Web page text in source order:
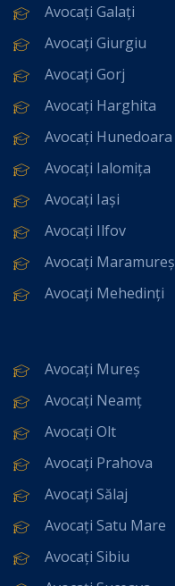
Avocați Galați
Avocați Giurgiu
Avocați Gorj
Avocați Harghita
Avocați Hunedoara
Avocați Ialomița
Avocați Iași
Avocați Ilfov
Avocați Maramureș
Avocați Mehedinți
Avocați Mureș
Avocați Neamț
Avocați Olt
Avocați Prahova
Avocați Sălaj
Avocați Satu Mare
Avocați Sibiu